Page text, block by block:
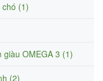
(1)
OMEGA 3 (1)
(2)